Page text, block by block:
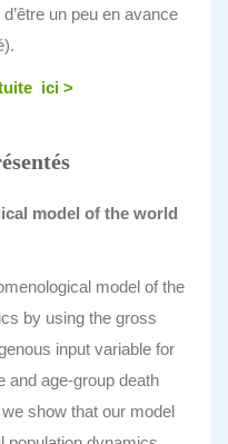
un peu en avance
ici >
model of the world
model of the
by using the gross
input variable for
and age-group death
show that our model